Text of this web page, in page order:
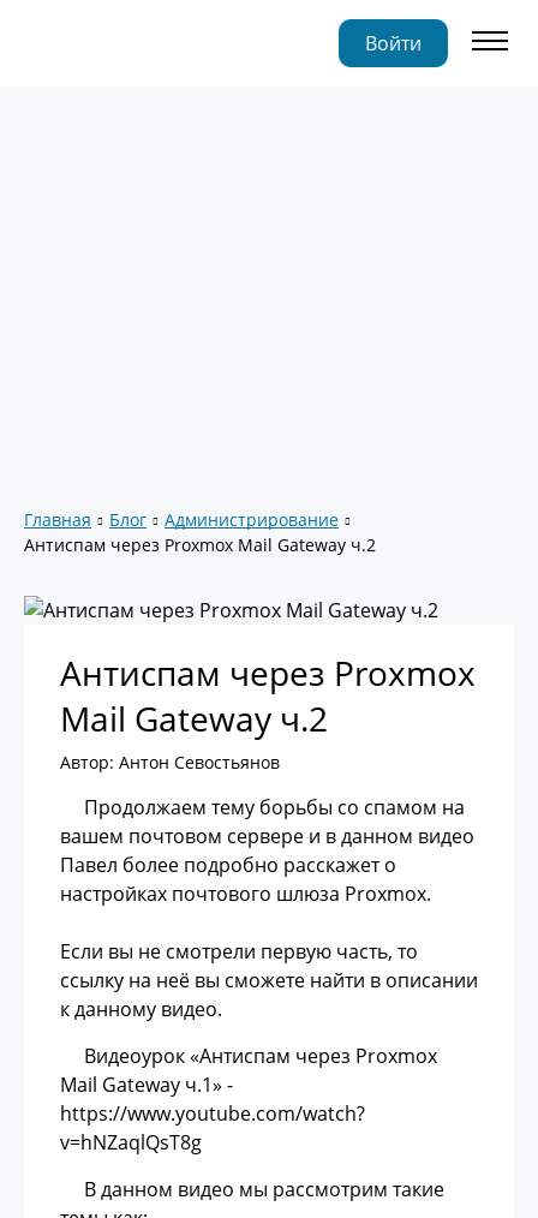
Войти
Главная Блог
Администрирование
Антиспам через Proxmox Mail Gateway ч.2
Антиспам через Proxmox
Mail Gateway ч.2
Автор: Антон Севостьянов
Продолжаем тему борьбы со спамом на
вашем почтовом сервере и в данном видео
Павел более подробно расскажет о
настройках почтового шлюза Proxmox.
Если вы не смотрели первую часть, то
ссылку на неё вы сможете найти в описании
к данному видео.
Видеоурок «Антиспам через Proxmox
Mail Gateway ч.1» -
https://www.youtube.com/watch?
v=hNZaqlQsT8g
В данном видео мы рассмотрим такие